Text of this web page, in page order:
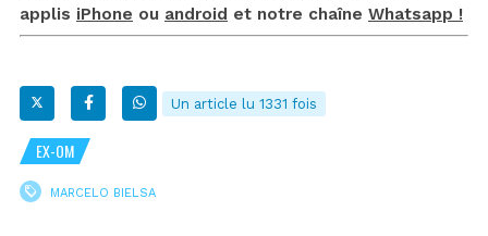
applis iPhone ou android et notre chaîne Whatsapp !
Un article lu 1331 fois
EX-OM
MARCELO BIELSA